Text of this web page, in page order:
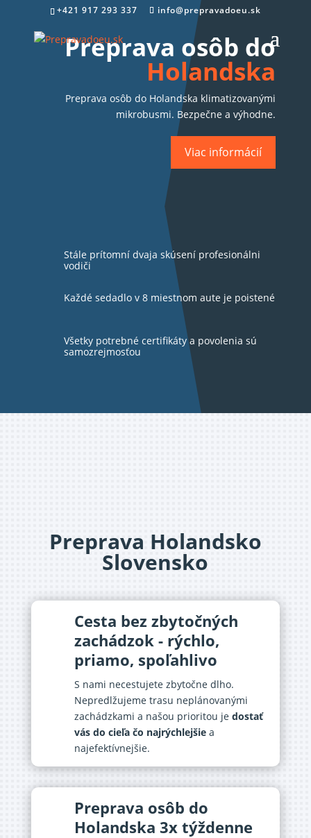
+421 917 293 337 info@prepravadoeu.sk
Preprava osôb do
Holandska
Preprava osôb do Holandska klimatizovanými
mikrobusmi. Bezpečne a výhodne.
Viac informácií
Stále prítomní dvaja skúsení profesionálni
vodiči
Každé sedadlo v 8 miestnom aute je poistené
Všetky potrebné certifikáty a povolenia sú
samozrejmosťou
Preprava Holandsko
Slovensko
Cesta bez zbytočných
zachádzok - rýchlo,
priamo, spoľahlivo
S nami necestujete zbytočne dlho.
Nepredlžujeme trasu neplánovanými
zachádzkami a našou prioritou je dostať
vás do cieľa čo najrýchlejšiea
najefektívnejšie.
Preprava osôb do
Holandska 3x týždenne